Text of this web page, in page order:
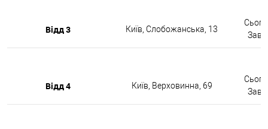
Відд 3 Київ, Слобожанська, 13
Відд 4 Київ, Верховинна, 69